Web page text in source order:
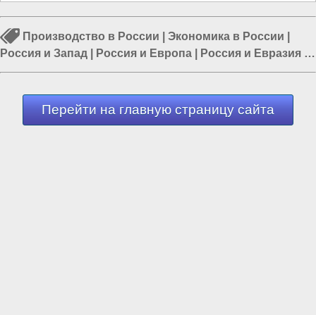
Производство в России Экономика в России
Россия и Запад
Россия и Европа Россия и Евразия |
СССР и Россия|Политика в России
Перейти на главную страницу сайта